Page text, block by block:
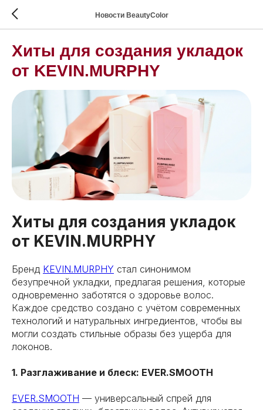
Новости BeautyColor
Хиты для создания укладок
от KEVIN.MURPHY
Хиты для создания укладок
от KEVIN.MURPHY
Бренд KEVIN.MURPHY стал синонимом
безупречной укладки, предлагая решения, которые
одновременно заботятся о здоровье волос.
Каждое средство создано с учётом современных
технологий и натуральных ингредиентов, чтобы вы
могли создать стильные образы без ущерба для
локонов.
1. Разглаживание и блеск: EVER.SMOOTH
EVER.SMOOTH — универсальный спрей для